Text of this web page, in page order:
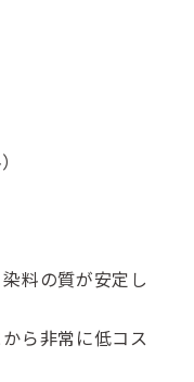
料の質が安定し
ら非常に低コス